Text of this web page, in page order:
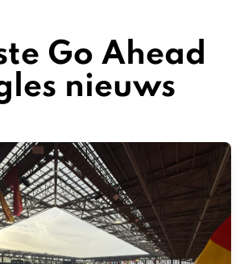
Go Ahead
nieuws